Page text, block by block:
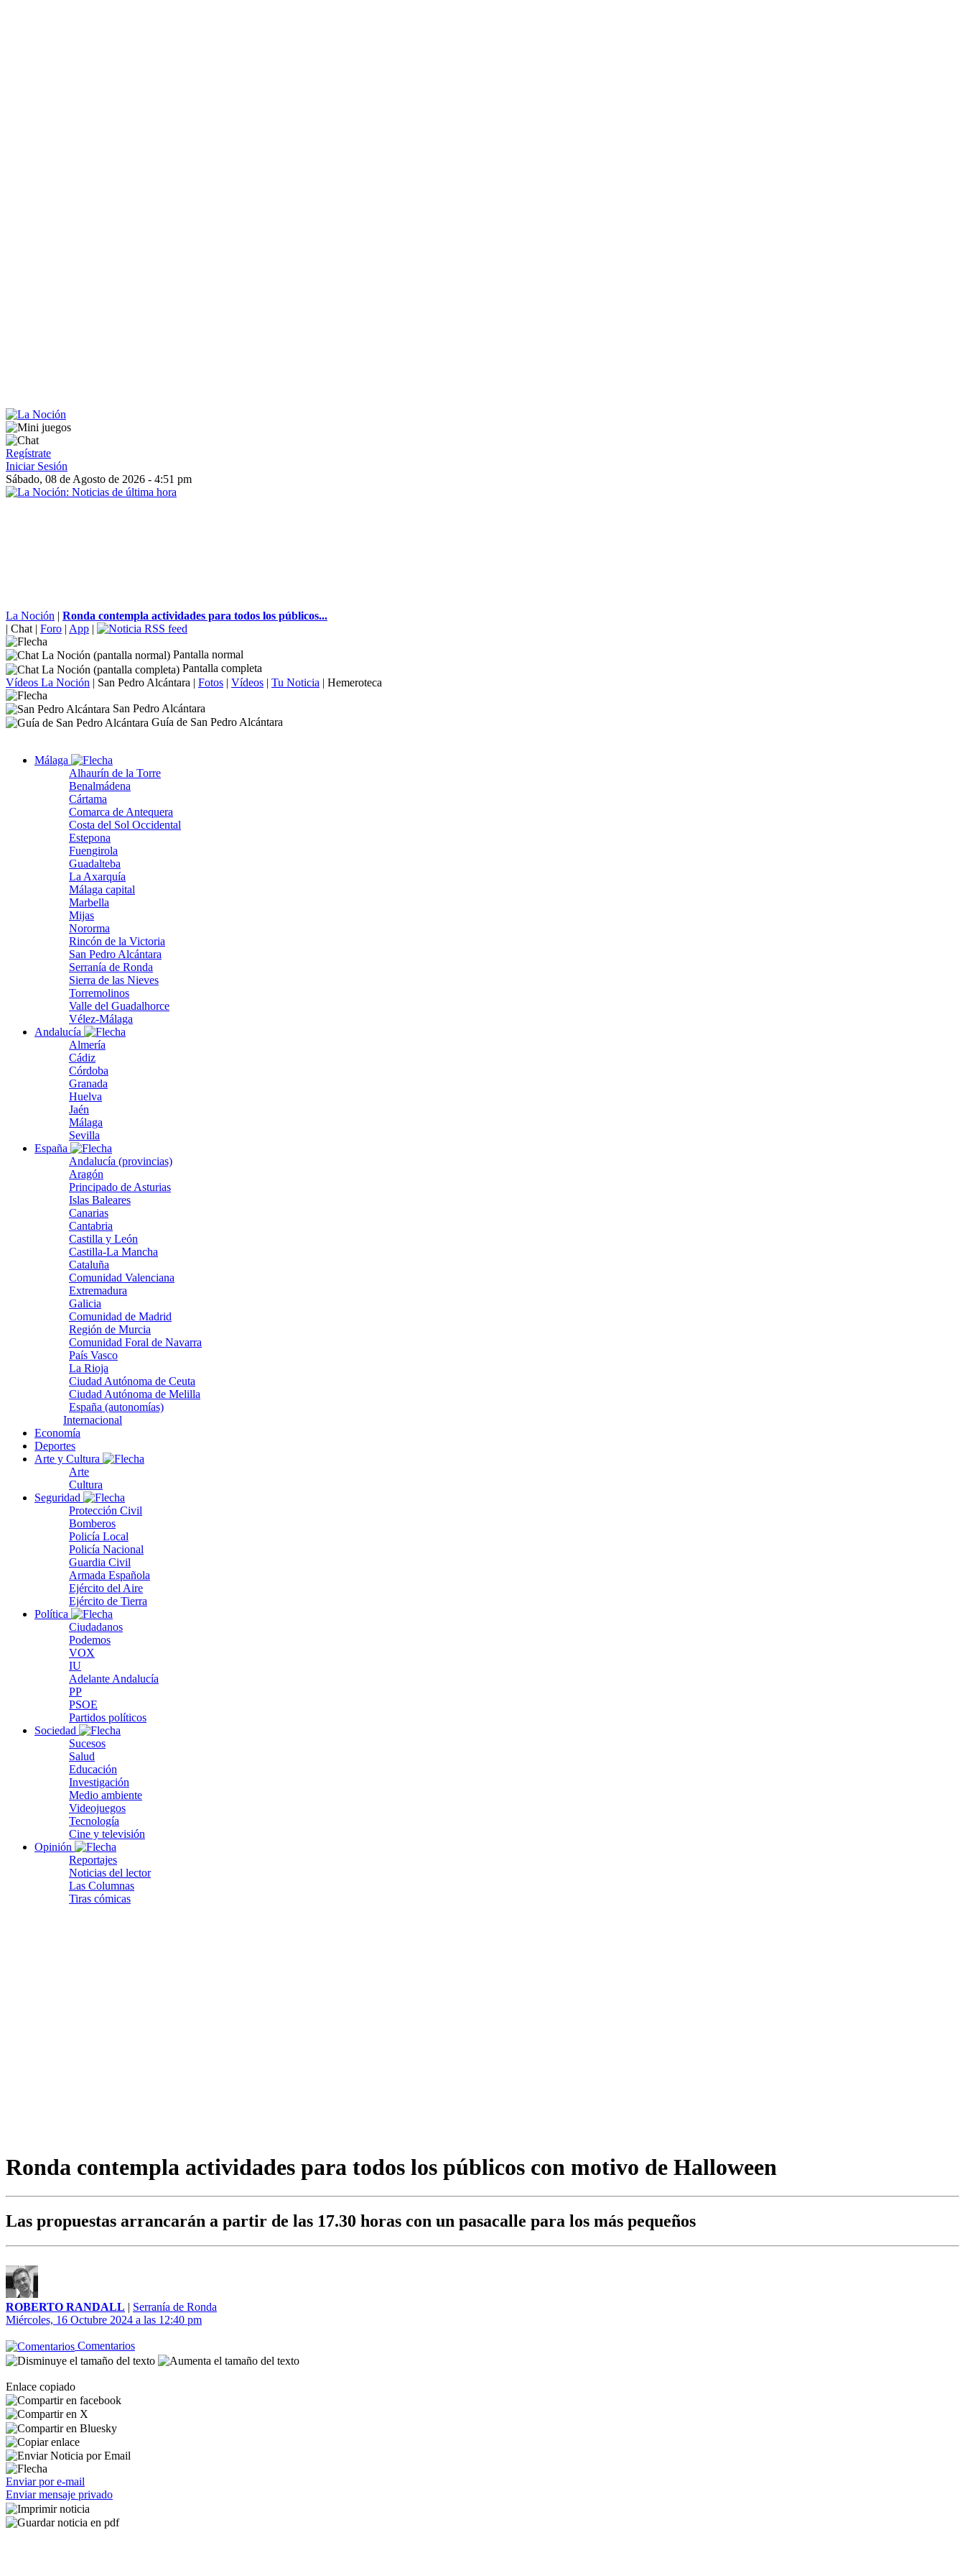
Regístrate
Iniciar Sesión
Sábado, 08 de Agosto de 2026 - 4:51 pm
La Noción | Ronda contempla actividades para todos los públicos...
| Chat | Foro | App |
Pantalla normal
Pantalla completa
Vídeos La Noción | San Pedro Alcántara | Fotos | Vídeos | Tu Noticia | Hemeroteca
San Pedro Alcántara
Guía de San Pedro Alcántara
Málaga
Alhaurín de la Torre
Benalmádena
Cártama
Comarca de Antequera
Costa del Sol Occidental
Estepona
Fuengirola
Guadalteba
La Axarquía
Málaga capital
Marbella
Mijas
Nororma
Rincón de la Victoria
San Pedro Alcántara
Serranía de Ronda
Sierra de las Nieves
Torremolinos
Valle del Guadalhorce
Vélez-Málaga
Andalucía
Almería
Cádiz
Córdoba
Granada
Huelva
Jaén
Málaga
Sevilla
España
Andalucía (provincias)
Aragón
Principado de Asturias
Islas Baleares
Canarias
Cantabria
Castilla y León
Castilla-La Mancha
Cataluña
Comunidad Valenciana
Extremadura
Galicia
Comunidad de Madrid
Región de Murcia
Comunidad Foral de Navarra
País Vasco
La Rioja
Ciudad Autónoma de Ceuta
Ciudad Autónoma de Melilla
España (autonomías)
Internacional
Economía
Deportes
Arte y Cultura
Arte
Cultura
Seguridad
Protección Civil
Bomberos
Policía Local
Policía Nacional
Guardia Civil
Armada Española
Ejército del Aire
Ejército de Tierra
Política
Ciudadanos
Podemos
VOX
IU
Adelante Andalucía
PP
PSOE
Partidos políticos
Sociedad
Sucesos
Salud
Educación
Investigación
Medio ambiente
Videojuegos
Tecnología
Cine y televisión
Opinión
Reportajes
Noticias del lector
Las Columnas
Tiras cómicas
Ronda contempla actividades para todos los públicos con motivo de Halloween
Las propuestas arrancarán a partir de las 17.30 horas con un pasacalle para los más pequeños
ROBERTO RANDALL | Serranía de Ronda
Miércoles, 16 Octubre 2024 a las 12:40 pm
Comentarios
Enlace copiado
Enviar por e-mail
Enviar mensaje privado